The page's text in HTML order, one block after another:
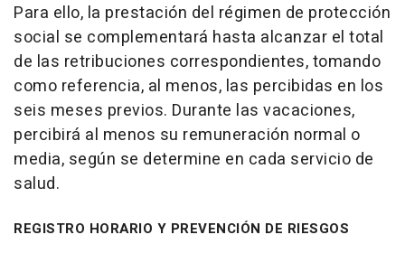
Para ello, la prestación del régimen de protección
social se complementará hasta alcanzar el total
de las retribuciones correspondientes, tomando
como referencia, al menos, las percibidas en los
seis meses previos. Durante las vacaciones,
percibirá al menos su remuneración normal o
media, según se determine en cada servicio de
salud.
REGISTRO HORARIO Y PREVENCIÓN DE RIESGOS